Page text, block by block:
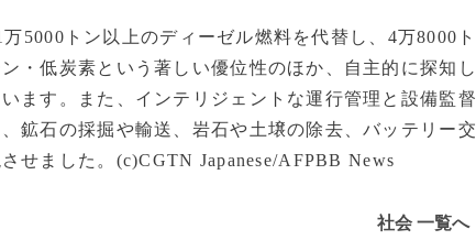
5000トン以上のディーゼル燃料を代替し、4万8000ト
・低炭素という著しい優位性のほか、自主的に探知し
ます。また、インテリジェントな運行管理と設備監督
鉱石の採掘や輸送、岩石や土壌の除去、バッテリー交
せました。(c)CGTN Japanese/AFPBB News
社会 一覧へ